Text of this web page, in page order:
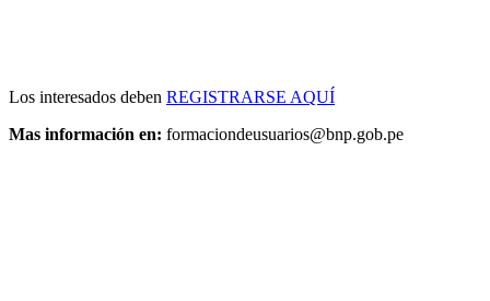
Los interesados deben REGISTRARSE AQUÍ
Mas información en: formaciondeusuarios@bnp.gob.pe